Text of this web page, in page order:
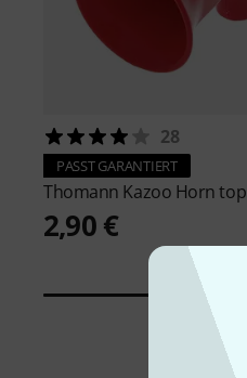
28
PASST GARANTIERT
Thomann Kazoo Horn top
2,90 €